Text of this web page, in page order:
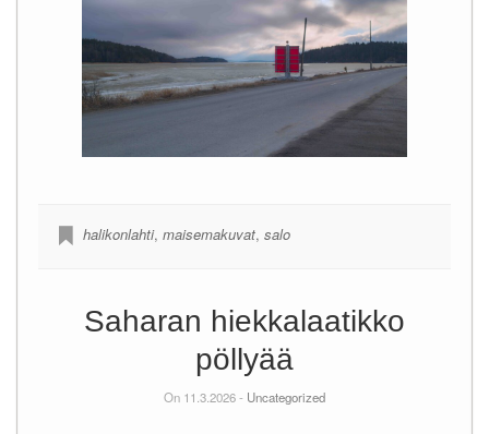
halikonlahti, maisemakuvat, salo
Saharan hiekkalaatikko
pöllyää
On 11.3.2026 - Uncategorized